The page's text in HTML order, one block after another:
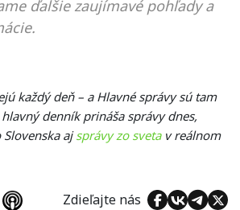
ďalšie zaujímavé pohľady a
každý deň – a Hlavné správy sú tam
denník prináša správy dnes,
ajsprávy zo svetav reálnom
Zdieľajte nás